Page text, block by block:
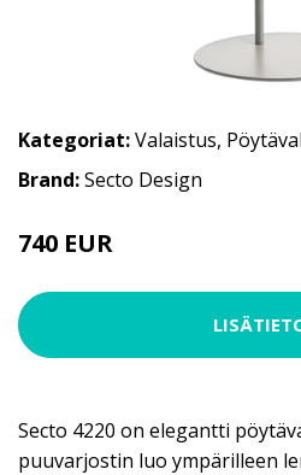
Kategoriat:Valaistus,
Brand:Secto Design
740 EUR
Secto 4220 on elegantti
puuvarjostin luo ympärilleen